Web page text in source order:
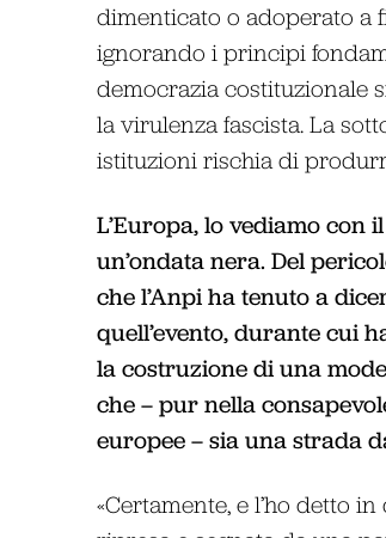
dimenticato o adoperato a
ignorando i principi
democrazia costituzionale
la virulenza fascista. La
istituzioni rischia di
L’Europa, lo vediamo con
un’ondata nera. Del
che l’Anpi ha tenuto a
quell’evento, durante cui
la costruzione di una
che – pur nella
europee – sia una strada
«Certamente, e l’ho detto